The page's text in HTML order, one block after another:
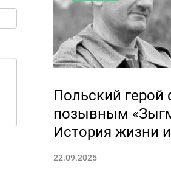
Польский герой
позывным
История жизни
22.09.2025